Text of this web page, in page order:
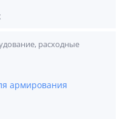
расходные
армирования